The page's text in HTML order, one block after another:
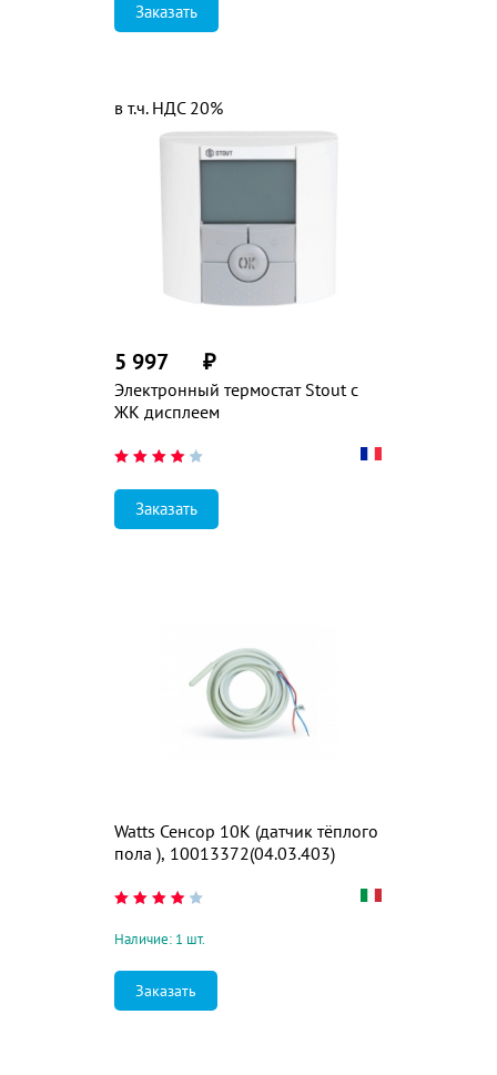
Заказать
Электронный термостат Stout с
ЖК дисплеем
5 997 ₽
в т.ч. НДС 20%
Заказать
Watts Сенсор 10К (датчик тёплого
пола ), 10013372(04.03.403)
Заказать
Наличие: 1 шт.